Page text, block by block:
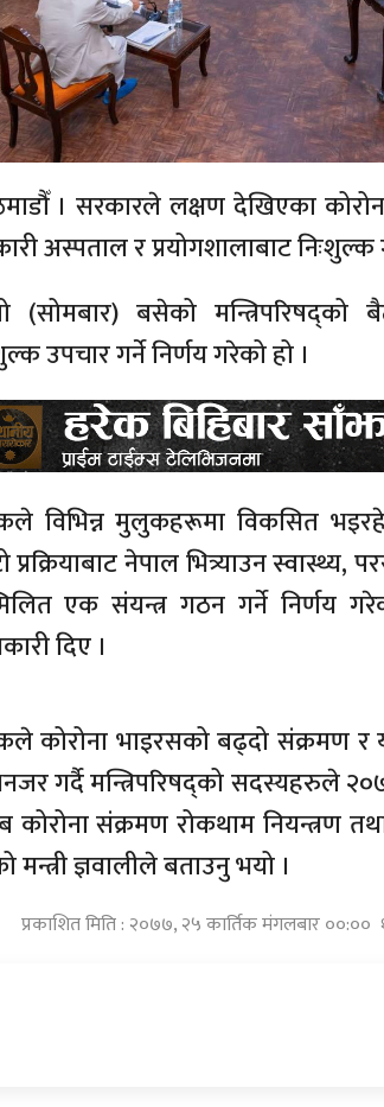
। सरकारले लक्षण देखिएका
अस्पताल र प्रयोगशालाबाट निःशुल्क
(सोमबार) बसेको
उपचार गर्ने निर्णय गरेको हो ।
विभिन्न मुलुकहरूमा विकसित
प्रक्रियाबाट नेपाल भित्र्याउन स्वास्थ्य,
एक संयन्त्र गठन गर्ने निर्णय गरेको
दिए ।
कोरोना भाइरसको बढ्दो संक्रमण र
गर्दै मन्त्रिपरिषद्को सदस्यहरुले
संक्रमण रोकथाम नियन्त्रण
मन्त्री ज्ञवालीले बताउनु भयो ।
प्रकाशित मिति : २०७७, २५ कार्तिक मंगलबार